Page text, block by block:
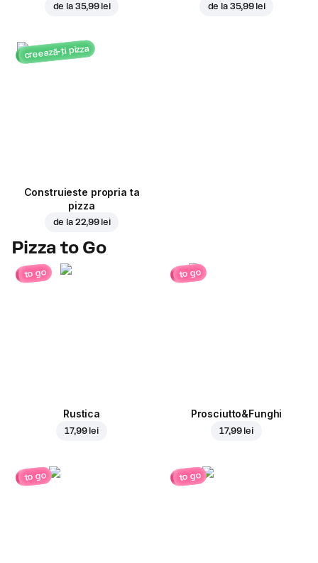
de la 35,99 lei de la 35,99 lei
creează-ți pizza
Construieste propria ta
pizza
de la 22,99 lei
Pizza to Go
to go
Rustica
17,99 lei
to go
Prosciutto&Funghi
17,99 lei
to go to go